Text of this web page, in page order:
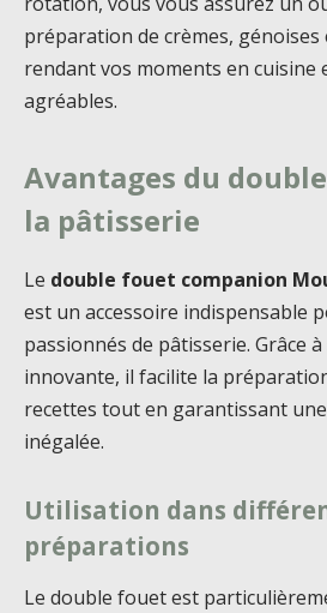
préparation de crèmes,
rendant vos moments en cuisine
agréables.
Avantages du
la pâtisserie
Le double fouet companion
est un accessoire indispensable
passionnés de pâtisserie. Grâce
innovante, il facilite la
recettes tout en garantissant
inégalée.
Utilisation dans
préparations
Le double fouet est